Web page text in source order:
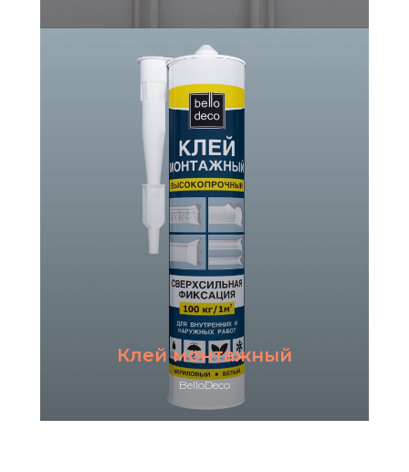
Клей монтажный
BelloDeco